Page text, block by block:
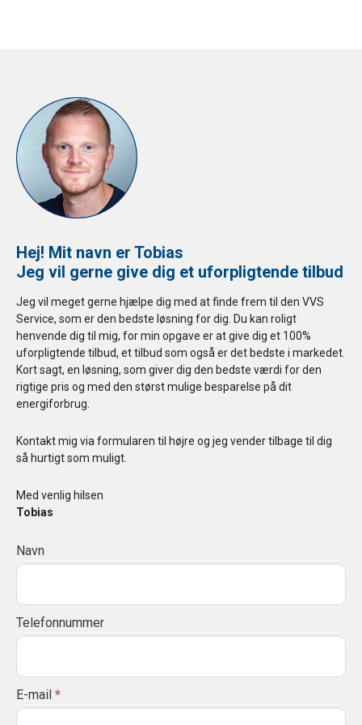
Hej! Mit navn er Tobias
Jeg vil gerne give dig et uforpligtende tilbud
Jeg vil meget gerne hjælpe dig med at finde frem til den VVS
Service, som er den bedste løsning for dig. Du kan roligt
henvende dig til mig, for min opgave er at give dig et 100%
uforpligtende tilbud, et tilbud som også er det bedste i markedet.
Kort sagt, en løsning, som giver dig den bedste værdi for den
rigtige pris og med den størst mulige besparelse på dit
energiforbrug.
Kontakt mig via formularen til højre og jeg vender tilbage til dig
så hurtigt som muligt.
Med venlig hilsen
Tobias
Akut
VVS
Navn
Telefonnummer
E-mail *
I
y
o
u
e